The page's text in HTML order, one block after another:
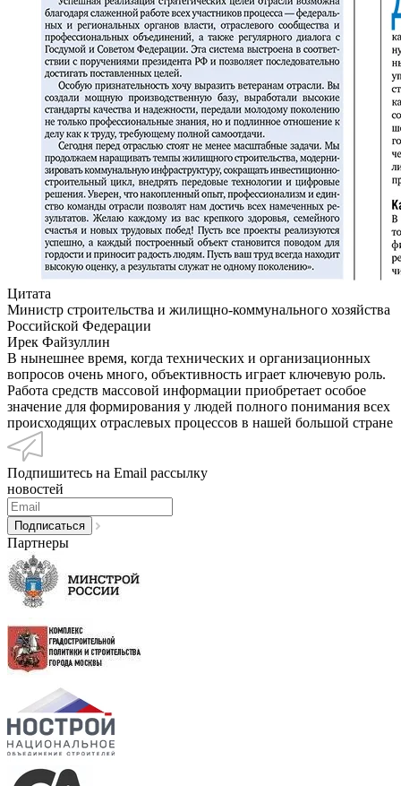
Цитата
Министр строительства и жилищно-коммунального хозяйства
Российской Федерации
Ирек Файзуллин
В нынешнее время, когда технических и организационных
вопросов очень много, объективность играет ключевую роль.
Работа средств массовой информации приобретает особое
значение для формирования у людей полного понимания всех
происходящих отраслевых процессов в нашей большой стране
Подпишитесь на Email рассылку
новостей
Партнеры